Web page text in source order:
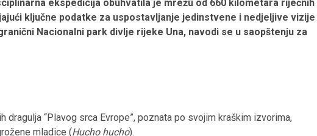
ekspedicija obuhvatila je mrežu od 660 kilometara riječnih
ključne podatke za uspostavljanje jedinstvene i nedjeljive vizije
Nacionalni park divlje rijeke Una, navodi se u saopštenju za
dragulja “Plavog srca Evrope”, poznata po svojim kraškim izvorima,
mladice (Hucho hucho).